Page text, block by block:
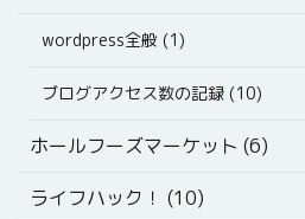
wordpress全般 (1)
ブログアクセス数の記録 (10)
ホールフーズマーケット (6)
ライフハック！ (10)